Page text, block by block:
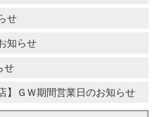
せ
知らせ
せ
】ＧＷ期間営業日のお知らせ